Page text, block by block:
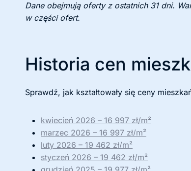
Dane obejmują oferty z ostatnich 31 dni.
w części ofert.
Historia cen
Sprawdź, jak kształtowały się ceny
kwiecień 2026 – 16 997 zł/m²
marzec 2026 – 16 997 zł/m²
luty 2026 – 19 462 zł/m²
styczeń 2026 – 19 462 zł/m²